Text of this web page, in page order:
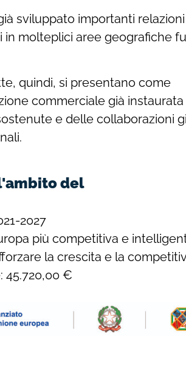
sviluppato importanti
molteplici aree geografiche
quindi, si presentano come
commerciale già
e delle collaborazioni
del
2027
più competitiva e
la crescita e la
45.720,00 €